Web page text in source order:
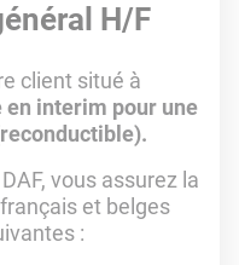
H/F
client situé à
en interim pour une
vous assurez la
et belges
: